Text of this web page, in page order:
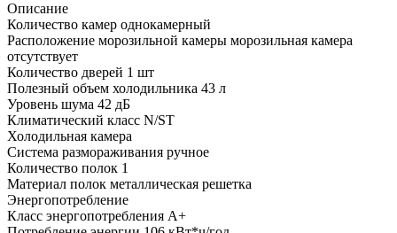
Описание
Количество камер однокамерный
Расположение морозильной камеры морозильная камера
отсутствует
Количество дверей 1 шт
Полезный объем холодильника 43 л
Уровень шума 42 дБ
Климатический класс N/ST
Холодильная камера
Система размораживания ручное
Количество полок 1
Материал полок металлическая решетка
Энергопотребление
Класс энергопотребления A+